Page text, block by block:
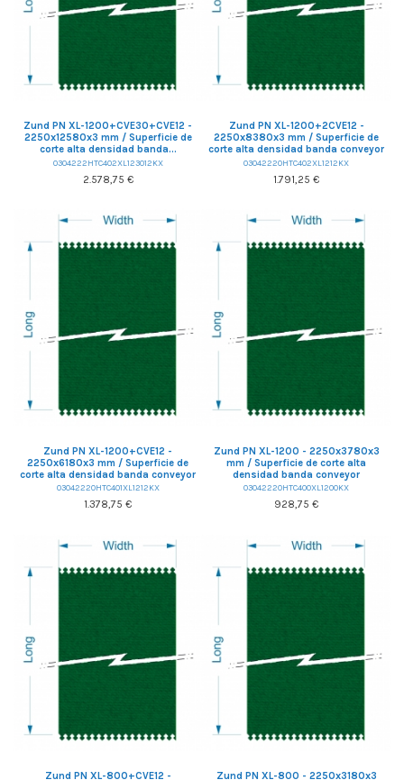
Zund PN XL-1200+CVE30+CVE12 -
2250x12580x3 mm / Superficie de
corte alta densidad banda...
0304222HTC402XL123012KX
2.578,75 €
Zund PN XL-1200+2CVE12 -
2250x8380x3 mm / Superficie de
corte alta densidad banda conveyor
03042220HTC402XL1212KX
1.791,25 €
Zund PN XL-1200+CVE12 -
2250x6180x3 mm / Superficie de
corte alta densidad banda conveyor
03042220HTC401XL1212KX
1.378,75 €
Zund PN XL-1200 - 2250x3780x3
mm / Superficie de corte alta
densidad banda conveyor
03042220HTC400XL1200KX
928,75 €
Zund PN XL-800+CVE12 -
Zund PN XL-800 - 2250x3180x3